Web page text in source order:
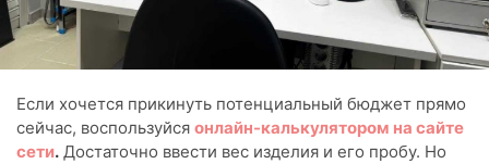
Если хочется прикинуть потенциальный бюджет прямо
сейчас, воспользуйся онлайн-калькулятором на сайте
сети. Достаточно ввести вес изделия и его пробу. Но